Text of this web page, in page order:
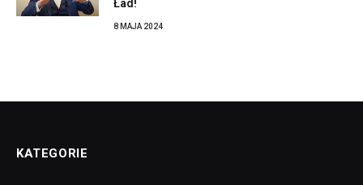
Ład!
8 MAJA 2024
KATEGORIE